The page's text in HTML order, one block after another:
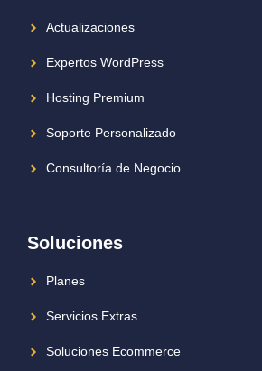
Actualizaciones
Expertos WordPress
Hosting Premium
Soporte Personalizado
Consultoría de Negocio
Soluciones
Planes
Servicios Extras
Soluciones Ecommerce